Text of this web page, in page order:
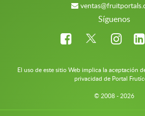
Síguenos
El uso de este sitio Web implica la aceptación
privacidad de Portal
© 2008 - 2026